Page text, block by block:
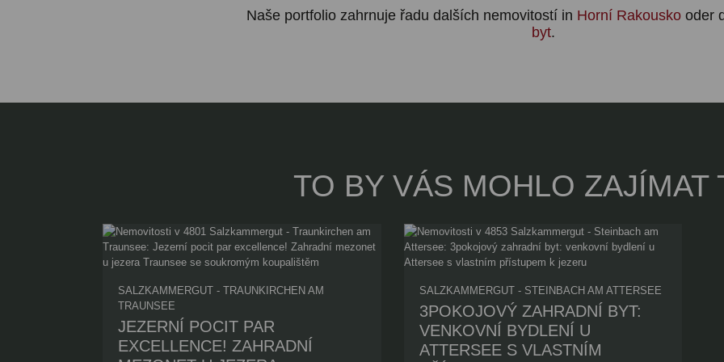
Naše portfolio zahrnuje řadu dalších nemovitostí in Horní Rakouskooder
byt.
TO BY VÁS MOHLO ZAJÍMAT
SALZKAMMERGUT - TRAUNKIRCHEN AM
TRAUNSEE
JEZERNÍ POCIT PAR
EXCELLENCE! ZAHRADNÍ
SALZKAMMERGUT - STEINBACH AM ATTERSEE
3POKOJOVÝ ZAHRADNÍ BYT:
VENKOVNÍ BYDLENÍ U
ATTERSEE S VLASTNÍM